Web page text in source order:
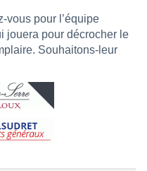
vous pour l’équipe
jouera pour décrocher le
Souhaitons-leur